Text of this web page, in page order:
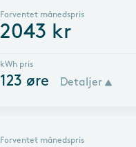
Forventet månedspris
2043 kr
kWh pris
123 øre Detaljer
Forventet månedspris